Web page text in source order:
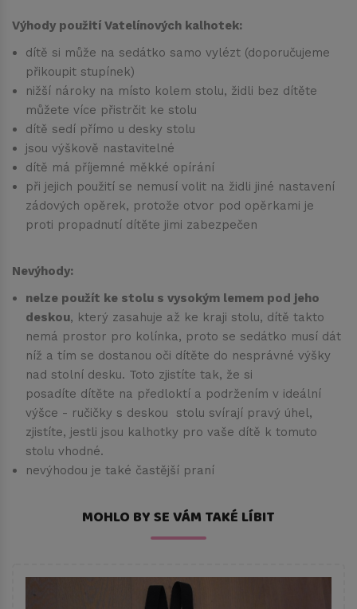
Výhody použití Vatelínových kalhotek:
dítě si může na sedátko samo vylézt (doporučujeme
přikoupit stupínek)
nižší nároky na místo kolem stolu, židli bez dítěte
můžete více přistrčit ke stolu
dítě sedí přímo u desky stolu
jsou výškově nastavitelné
dítě má příjemné měkké opírání
při jejich použití se nemusí volit na židli jiné nastavení
zádových opěrek, protože otvor pod opěrkami je
proti propadnutí dítěte jimi zabezpečen
Nevýhody:
nelze použít ke stolu s vysokým lemem pod jeho
deskou, který zasahuje až ke kraji stolu, dítě takto
nemá prostor pro kolínka, proto se sedátko musí dát
níž a tím se dostanou oči dítěte do nesprávné výšky
nad stolní desku. Toto zjistíte tak, že si
posadíte dítěte na předloktí a podržením v ideální
výšce - ručičky s deskou stolu svírají pravý úhel,
zjistíte, jestli jsou kalhotky pro vaše dítě k tomuto
stolu vhodné.
nevýhodou je také častější praní
MOHLO BY SE VÁM TAKÉ LÍBIT